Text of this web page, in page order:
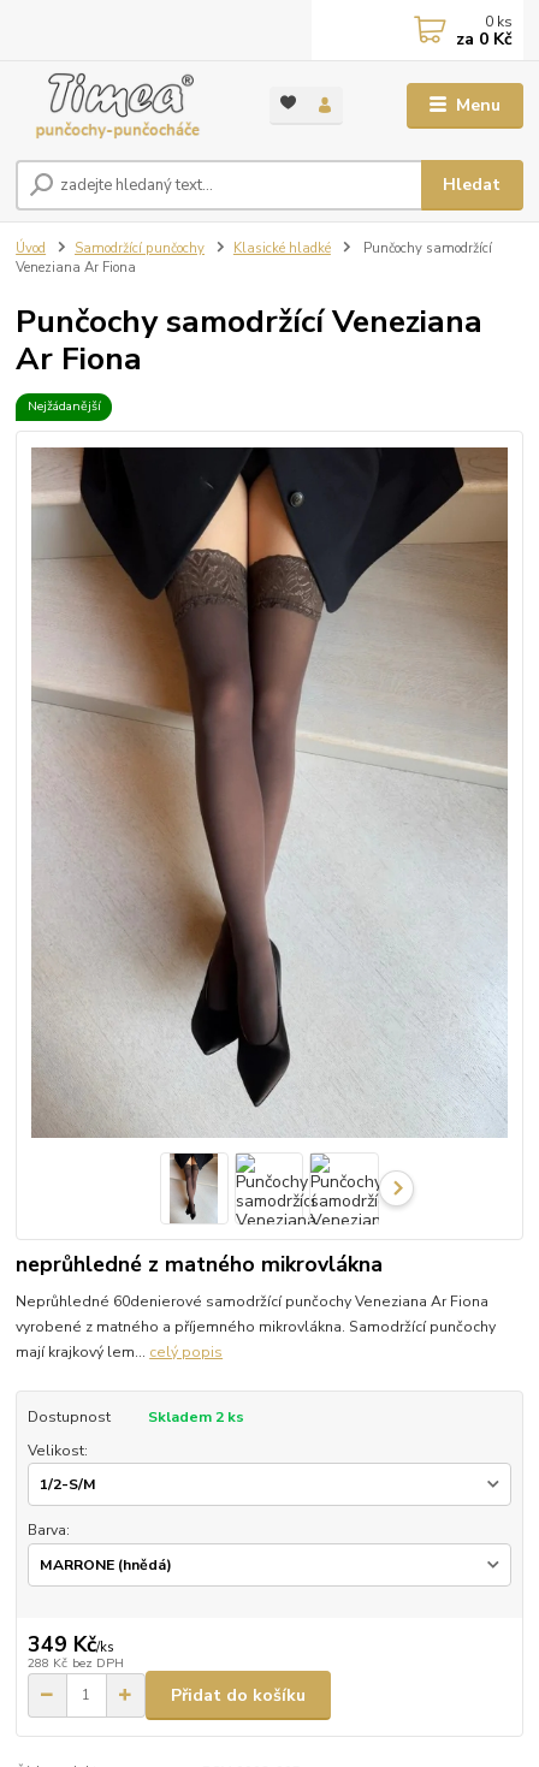
Menu
Hledat
0 ks
za 0 Kč
Úvod Samodržící punčochy Klasické hladké
Punčochy samodržící
Veneziana Ar Fiona
Punčochy samodržící Veneziana
Ar Fiona
Nejžádanější
neprůhledné z matného mikrovlákna
Neprůhledné 60denierové samodržící punčochy Veneziana Ar Fiona
vyrobené z matného a příjemného mikrovlákna. Samodržící punčochy
mají krajkový lem... celý popis
Dostupnost
Skladem 2 ks
Velikost:
Barva:
349 Kč/ks
288 Kč bez DPH
Přidat do košíku